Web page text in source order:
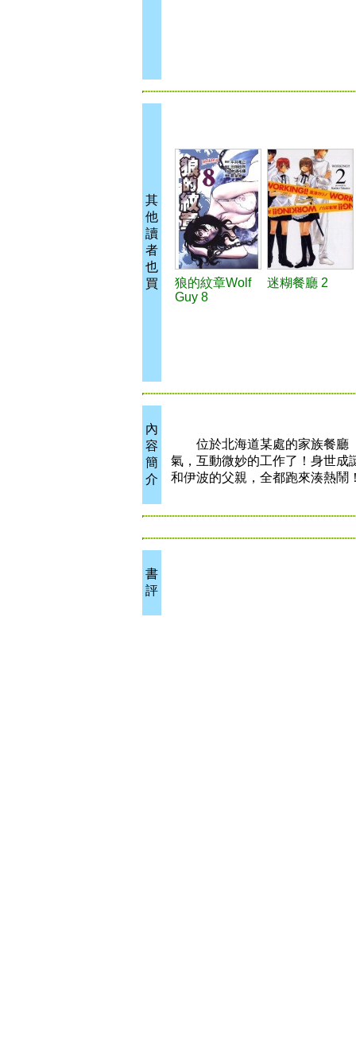
其
他
讀
者
也
買
狼的紋章Wolf
Guy 8
迷糊餐廳 2
內
容
簡
介
位於北海道某處的家族餐廳「
氣，互動微妙的工作了！身世成
和伊波的父親，全都跑來湊熱鬧
書
評